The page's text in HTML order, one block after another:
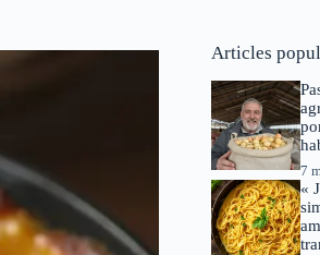
Articles
7
«